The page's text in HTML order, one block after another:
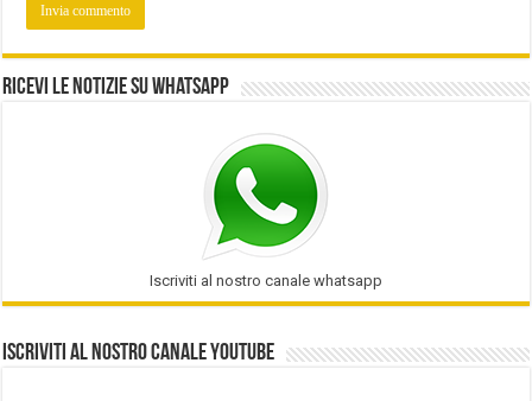
Ricevi le notizie su Whatsapp
Iscriviti al nostro canale whatsapp
Iscriviti al nostro Canale Youtube